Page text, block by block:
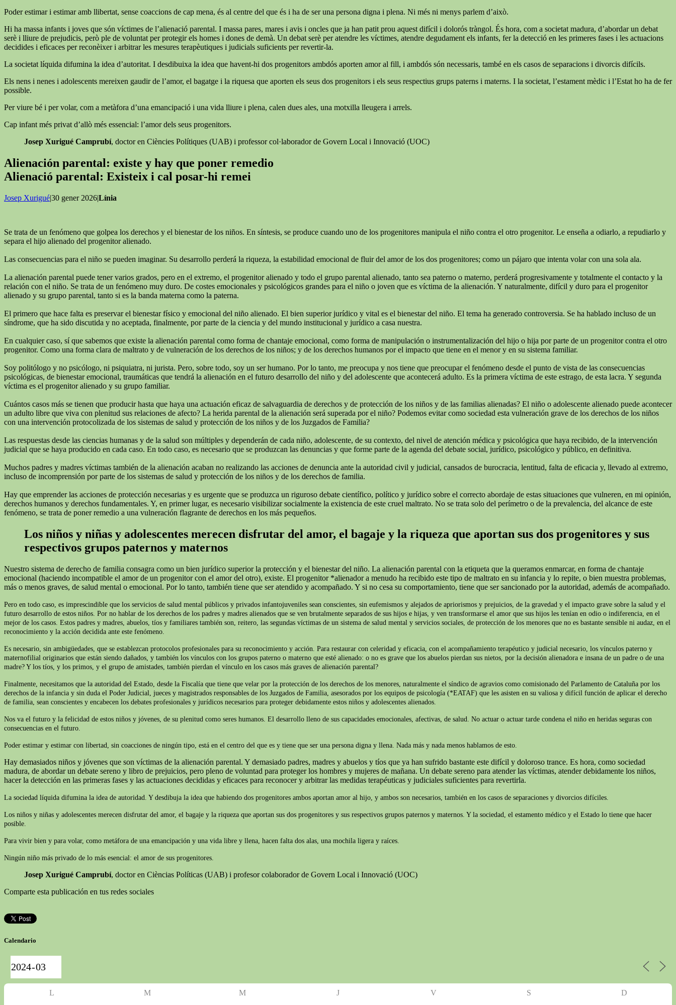
Poder estimar i estimar amb llibertat, sense coaccions de cap mena, és al centre del que és i ha de ser una persona digna i plena. Ni més ni menys parlem d’això.
Hi ha massa infants i joves que són víctimes de l’alienació parental. I massa pares, mares i avis i oncles que ja han patit prou aquest difícil i dolorós tràngol. És hora, com a societat madura, d’abordar un debat
serè i lliure de prejudicis, però ple de voluntat per protegir els homes i dones de demà. Un debat serè per atendre les víctimes, atendre degudament els infants, fer la detecció en les primeres fases i les actuacions
decidides i eficaces per reconèixer i arbitrar les mesures terapèutiques i judicials suficients per revertir-la.
La societat líquida difumina la idea d’autoritat. I desdibuixa la idea que havent-hi dos progenitors ambdós aporten amor al fill, i ambdós són necessaris, també en els casos de separacions i divorcis difícils.
Els nens i nenes i adolescents mereixen gaudir de l’amor, el bagatge i la riquesa que aporten els seus dos progenitors i els seus respectius grups paterns i materns. I la societat, l’estament mèdic i l’Estat ho ha de fer
possible.
Per viure bé i per volar, com a metàfora d’una emancipació i una vida lliure i plena, calen dues ales, una motxilla lleugera i arrels.
Cap infant més privat d’allò més essencial: l’amor dels seus progenitors.
Josep Xurigué Camprubí, doctor en Ciències Polítiques (UAB) i professor col·laborador de Govern Local i Innovació (UOC)
Alienación parental: existe y hay que poner remedio
Alienació parental: Existeix i cal posar-hi remei
Josep Xurigué|30 gener 2026|Línia
Se trata de un fenómeno que golpea los derechos y el bienestar de los niños. En síntesis, se produce cuando uno de los progenitores manipula el niño contra el otro progenitor. Le enseña a odiarlo, a repudiarlo y
separa el hijo alienado del progenitor alienado.
Las consecuencias para el niño se pueden imaginar. Su desarrollo perderá la riqueza, la estabilidad emocional de fluir del amor de los dos progenitores; como un pájaro que intenta volar con una sola ala.
La alienación parental puede tener varios grados, pero en el extremo, el progenitor alienado y todo el grupo parental alienado, tanto sea paterno o materno, perderá progresivamente y totalmente el contacto y la
relación con el niño. Se trata de un fenómeno muy duro. De costes emocionales y psicológicos grandes para el niño o joven que es víctima de la alienación. Y naturalmente, difícil y duro para el progenitor
alienado y su grupo parental, tanto si es la banda materna como la paterna.
El primero que hace falta es preservar el bienestar físico y emocional del niño alienado. El bien superior jurídico y vital es el bienestar del niño. El tema ha generado controversia. Se ha hablado incluso de un
síndrome, que ha sido discutida y no aceptada, finalmente, por parte de la ciencia y del mundo institucional y jurídico a casa nuestra.
En cualquier caso, sí que sabemos que existe la alienación parental como forma de chantaje emocional, como forma de manipulación o instrumentalización del hijo o hija por parte de un progenitor contra el otro
progenitor. Como una forma clara de maltrato y de vulneración de los derechos de los niños; y de los derechos humanos por el impacto que tiene en el menor y en su sistema familiar.
Soy politólogo y no psicólogo, ni psiquiatra, ni jurista. Pero, sobre todo, soy un ser humano. Por lo tanto, me preocupa y nos tiene que preocupar el fenómeno desde el punto de vista de las consecuencias
psicológicas, de bienestar emocional, traumáticas que tendrá la alienación en el futuro desarrollo del niño y del adolescente que acontecerá adulto. Es la primera víctima de este estrago, de esta lacra. Y segunda
víctima es el progenitor alienado y su grupo familiar.
Cuántos casos más se tienen que producir hasta que haya una actuación eficaz de salvaguardia de derechos y de protección de los niños y de las familias alienadas? El niño o adolescente alienado puede acontecer
un adulto libre que viva con plenitud sus relaciones de afecto? La herida parental de la alienación será superada por el niño? Podemos evitar como sociedad esta vulneración grave de los derechos de los niños
con una intervención protocolizada de los sistemas de salud y protección de los niños y de los Juzgados de Familia?
Las respuestas desde las ciencias humanas y de la salud son múltiples y dependerán de cada niño, adolescente, de su contexto, del nivel de atención médica y psicológica que haya recibido, de la intervención
judicial que se haya producido en cada caso. En todo caso, es necesario que se produzcan las denuncias y que forme parte de la agenda del debate social, jurídico, psicológico y público, en definitiva.
Muchos padres y madres víctimas también de la alienación acaban no realizando las acciones de denuncia ante la autoridad civil y judicial, cansados de burocracia, lentitud, falta de eficacia y, llevado al extremo,
incluso de incomprensión por parte de los sistemas de salud y protección de los niños y de los derechos de familia.
Hay que emprender las acciones de protección necesarias y es urgente que se produzca un riguroso debate científico, político y jurídico sobre el correcto abordaje de estas situaciones que vulneren, en mi opinión,
derechos humanos y derechos fundamentales. Y, en primer lugar, es necesario visibilizar socialmente la existencia de este cruel maltrato. No se trata solo del perímetro o de la prevalencia, del alcance de este
fenómeno, se trata de poner remedio a una vulneración flagrante de derechos en los más pequeños.
Los niños y niñas y adolescentes merecen disfrutar del amor, el bagaje y la riqueza que aportan sus dos progenitores y sus
respectivos grupos paternos y maternos
Nuestro sistema de derecho de familia consagra como un bien jurídico superior la protección y el bienestar del niño. La alienación parental con la etiqueta que la queramos enmarcar, en forma de chantaje
emocional (haciendo incompatible el amor de un progenitor con el amor del otro), existe. El progenitor *alienador a menudo ha recibido este tipo de maltrato en su infancia y lo repite, o bien muestra problemas,
más o menos graves, de salud mental o emocional. Por lo tanto, también tiene que ser atendido y acompañado. Y si no cesa su comportamiento, tiene que ser sancionado por la autoridad, además de acompañado.
Pero en todo caso, es imprescindible que los servicios de salud mental públicos y privados infantojuveniles sean conscientes, sin eufemismos y alejados de apriorismos y prejuicios, de la gravedad y el impacto grave sobre la salud y el
futuro desarrollo de estos niños. Por no hablar de los derechos de los padres y madres alienados que se ven brutalmente separados de sus hijos e hijas, y ven transformarse el amor que sus hijos les tenían en odio o indiferencia, en el
mejor de los casos. Estos padres y madres, abuelos, tíos y familiares también son, reitero, las segundas víctimas de un sistema de salud mental y servicios sociales, de protección de los menores que no es bastante sensible ni audaz, en el
reconocimiento y la acción decidida ante este fenómeno.
Es necesario, sin ambigüedades, que se establezcan protocolos profesionales para su reconocimiento y acción. Para restaurar con celeridad y eficacia, con el acompañamiento terapéutico y judicial necesario, los vínculos paterno y
maternofilial originarios que están siendo dañados, y también los vínculos con los grupos paterno o materno que esté alienado: o no es grave que los abuelos pierdan sus nietos, por la decisión alienadora e insana de un padre o de una
madre? Y los tíos, y los primos, y el grupo de amistades, también pierdan el vínculo en los casos más graves de alienación parental?
Finalmente, necesitamos que la autoridad del Estado, desde la Fiscalía que tiene que velar por la protección de los derechos de los menores, naturalmente el síndico de agravios como comisionado del Parlamento de Cataluña por los
derechos de la infancia y sin duda el Poder Judicial, jueces y magistrados responsables de los Juzgados de Familia, asesorados por los equipos de psicología (*EATAF) que les asisten en su valiosa y difícil función de aplicar el derecho
de familia, sean conscientes y encabecen los debates profesionales y jurídicos necesarios para proteger debidamente estos niños y adolescentes alienados.
Nos va el futuro y la felicidad de estos niños y jóvenes, de su plenitud como seres humanos. El desarrollo lleno de sus capacidades emocionales, afectivas, de salud. No actuar o actuar tarde condena el niño en heridas seguras con
consecuencias en el futuro.
Poder estimar y estimar con libertad, sin coacciones de ningún tipo, está en el centro del que es y tiene que ser una persona digna y llena. Nada más y nada menos hablamos de esto.
Hay demasiados niños y jóvenes que son víctimas de la alienación parental. Y demasiado padres, madres y abuelos y tíos que ya han sufrido bastante este difícil y doloroso trance. Es hora, como sociedad
madura, de abordar un debate sereno y libro de prejuicios, pero pleno de voluntad para proteger los hombres y mujeres de mañana. Un debate sereno para atender las víctimas, atender debidamente los niños,
hacer la detección en las primeras fases y las actuaciones decididas y eficaces para reconocer y arbitrar las medidas terapéuticas y judiciales suficientes para revertirla.
La sociedad líquida difumina la idea de autoridad. Y desdibuja la idea que habiendo dos progenitores ambos aportan amor al hijo, y ambos son necesarios, también en los casos de separaciones y divorcios difíciles.
Los niños y niñas y adolescentes merecen disfrutar del amor, el bagaje y la riqueza que aportan sus dos progenitores y sus respectivos grupos paternos y maternos. Y la sociedad, el estamento médico y el Estado lo tiene que hacer
posible.
Para vivir bien y para volar, como metáfora de una emancipación y una vida libre y llena, hacen falta dos alas, una mochila ligera y raíces.
Ningún niño más privado de lo más esencial: el amor de sus progenitores.
Josep Xurigué Camprubí, doctor en Cièncias Políticas (UAB) i profesor colaborador de Govern Local i Innovació (UOC)
Comparte esta publicación en tus redes sociales
Calendario
L M M J V S D